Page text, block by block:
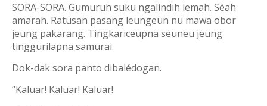
SORA-SORA. Gumuruh suku ngalindih lemah. Séah
amarah. Ratusan pasang leungeun nu mawa obor
jeung pakarang. Tingkariceupna seuneu jeung
tinggurilapna samurai.
Dok-dak sora panto dibalédogan.
“Kaluar! Kaluar! Kaluar!